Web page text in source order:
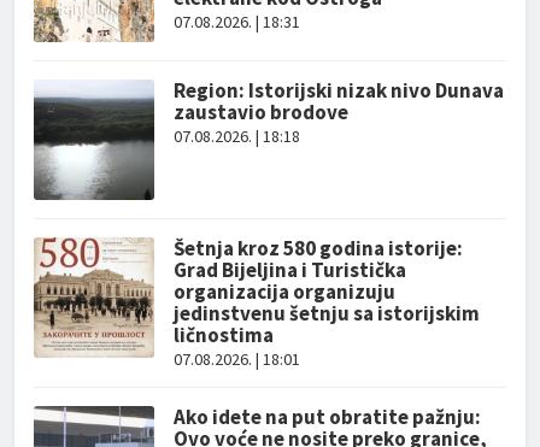
07.08.2026. | 18:31
Region: Istorijski nizak nivo Dunava
zaustavio brodove
07.08.2026. | 18:18
Šetnja kroz 580 godina istorije:
Grad Bijeljina i Turistička
organizacija organizuju
jedinstvenu šetnju sa istorijskim
ličnostima
07.08.2026. | 18:01
Ako idete na put obratite pažnju:
Ovo voće ne nosite preko granice,